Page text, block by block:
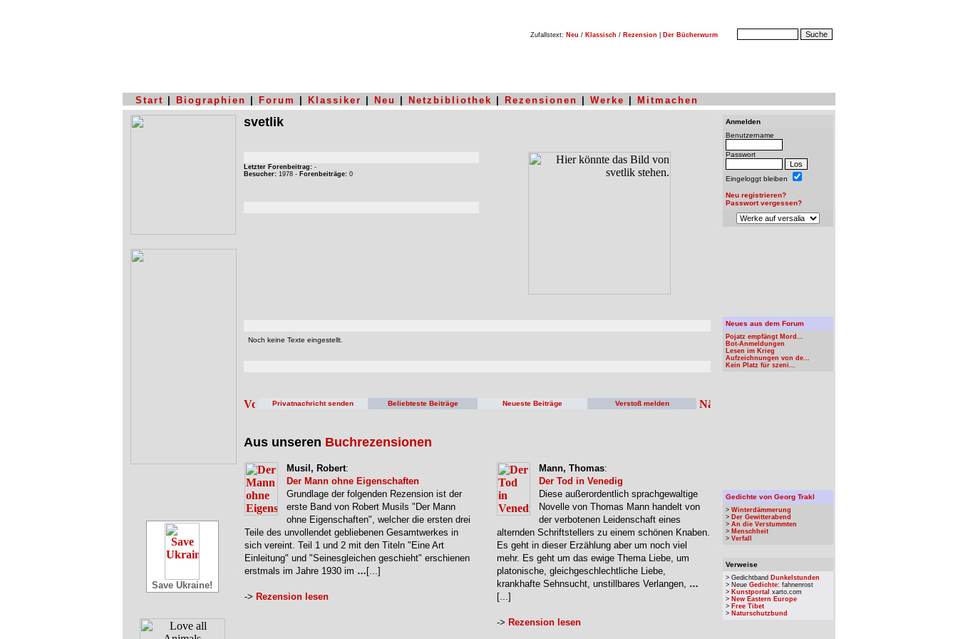
Zufallstext: Neu / Klassisch / Rezension Der Bücherwurm
Start Biographien Forum Klassiker Neu Netzbibliothek Rezensionen Werke Mitmachen
Save Ukraine!
svetlik
Letzter Forenbeitrag: -
Besucher: 1978 - Forenbeiträge: 0
Noch keine Texte eingestellt.
Privatnachricht senden Beliebteste Beiträge Neueste Beiträge Verstoß melden
Aus unseren Buchrezensionen
Musil, Robert:
Der Mann ohne Eigenschaften
Grundlage der folgenden Rezension ist der
erste Band von Robert Musils "Der Mann
ohne Eigenschaften", welcher die ersten drei
Teile des unvollendet gebliebenen Gesamtwerkes in
sich vereint. Teil 1 und 2 mit den Titeln "Eine Art
Einleitung" und "Seinesgleichen geschieht" erschienen
erstmals im Jahre 1930 im … [...]
-> Rezension lesen
Mann, Thomas:
Der Tod in Venedig
Diese außerordentlich sprachgewaltige
Novelle von Thomas Mann handelt von
der verbotenen Leidenschaft eines
alternden Schriftstellers zu einem schönen Knaben.
Es geht in dieser Erzählung aber um noch viel
mehr. Es geht um das ewige Thema Liebe, um
platonische, gleichgeschlechtliche Liebe,
krankhafte Sehnsucht, unstillbares Verlangen, …
[...]
-> Rezension lesen
Anmelden
Benutzername
Passwort
Eingeloggt bleiben
Neu registrieren?
Passwort vergessen?
Neues aus dem Forum
Pojatz empfängt Mord...
Bot-Anmeldungen
Lesen im Krieg
Aufzeichnungen von de...
Kein Platz für szeni...
Gedichte von Georg Trakl
> Winterdämmerung
> Der Gewitterabend
> An die Verstummten
> Menschheit
> Verfall
Verweise
> Gedichtband Dunkelstunden
> Neue Gedichte: fahnenrost
> Kunstportal xarto.com
> New Eastern Europe
> Free Tibet
> Naturschutzbund